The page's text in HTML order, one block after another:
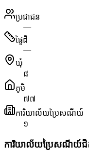
ប្រជាជន
—
ផ្ទៃដី
—
ឃុំ
៨
ភូមិ
៧៧
ការិយាល័យប្រៃសណីយ៍
១
ការិយាល័យប្រៃសណីយ៍ជិ